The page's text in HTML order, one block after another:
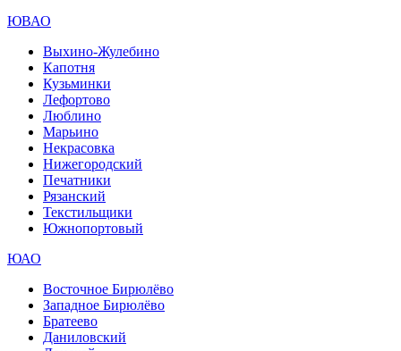
ЮВАО
Выхино-Жулебино
Капотня
Кузьминки
Лефортово
Люблино
Марьино
Некрасовка
Нижегородский
Печатники
Рязанский
Текстильщики
Южнопортовый
ЮАО
Восточное Бирюлёво
Западное Бирюлёво
Братеево
Даниловский